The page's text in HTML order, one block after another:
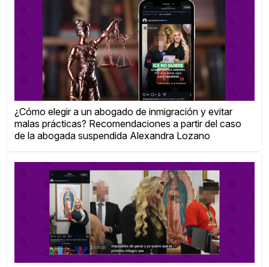
¿Cómo elegir a un abogado de inmigración y evitar
malas prácticas? Recomendaciones a partir del caso
de la abogada suspendida Alexandra Lozano